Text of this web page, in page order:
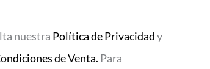
nuestra Política de Privacidady
de Venta. Para